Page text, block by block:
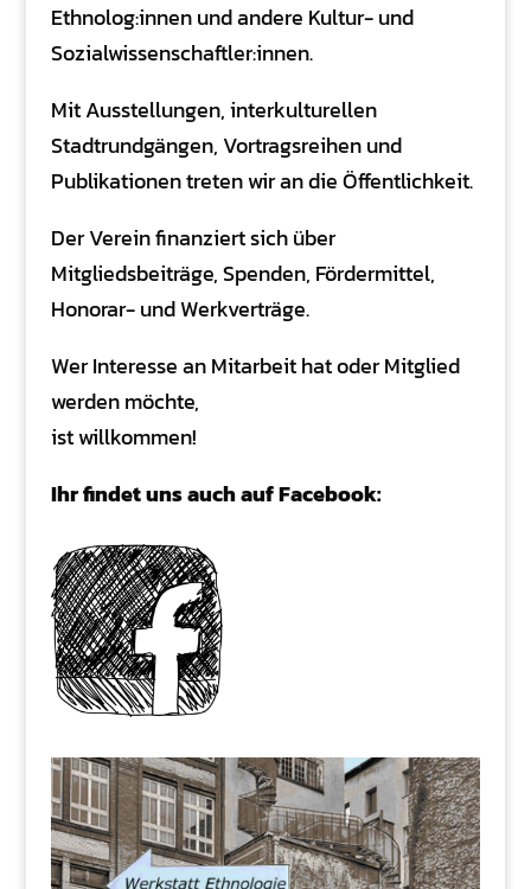
Ethnolog:innen und andere Kultur- und
Sozialwissenschaftler:innen.
Mit Ausstellungen, interkulturellen
Stadtrundgängen, Vortragsreihen und
Publikationen treten wir an die Öffentlichkeit.
Der Verein finanziert sich über
Mitgliedsbeiträge,Spenden, Fördermittel,
Honorar- und Werkverträge.
Wer Interesse an Mitarbeit hat oder Mitglied
werden möchte,
ist willkommen!
Ihr findet uns auch auf Facebook: